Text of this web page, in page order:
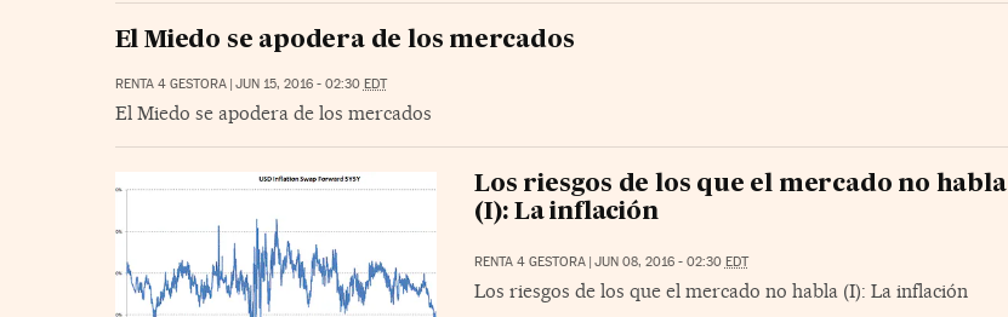
El Miedo se apodera de los mercados
RENTA 4 GESTORA JUN 15, 2016 - 02:30 EDT
El Miedo se apodera de los mercados
Los riesgos de los que el mercado no habla
(I): La inflación
RENTA 4 GESTORA | JUN 08, 2016 - 02:30 EDT
Los riesgos de los que el mercado no habla (I): La inflación